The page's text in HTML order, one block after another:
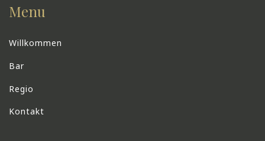
Menu
Willkommen
Bar
Regio
Kontakt